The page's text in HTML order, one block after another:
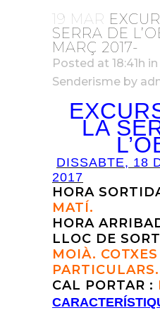
19 MAR
SERRA DE
MARÇ 2017-
Posted at 18:41h in
Senderisme by
LA
DISSABTE, 18
2017
HORA
MATÍ.
HORA
LLOC DE
MOIÀ. COTXES
PARTICULARS.
CAL PORTAR :